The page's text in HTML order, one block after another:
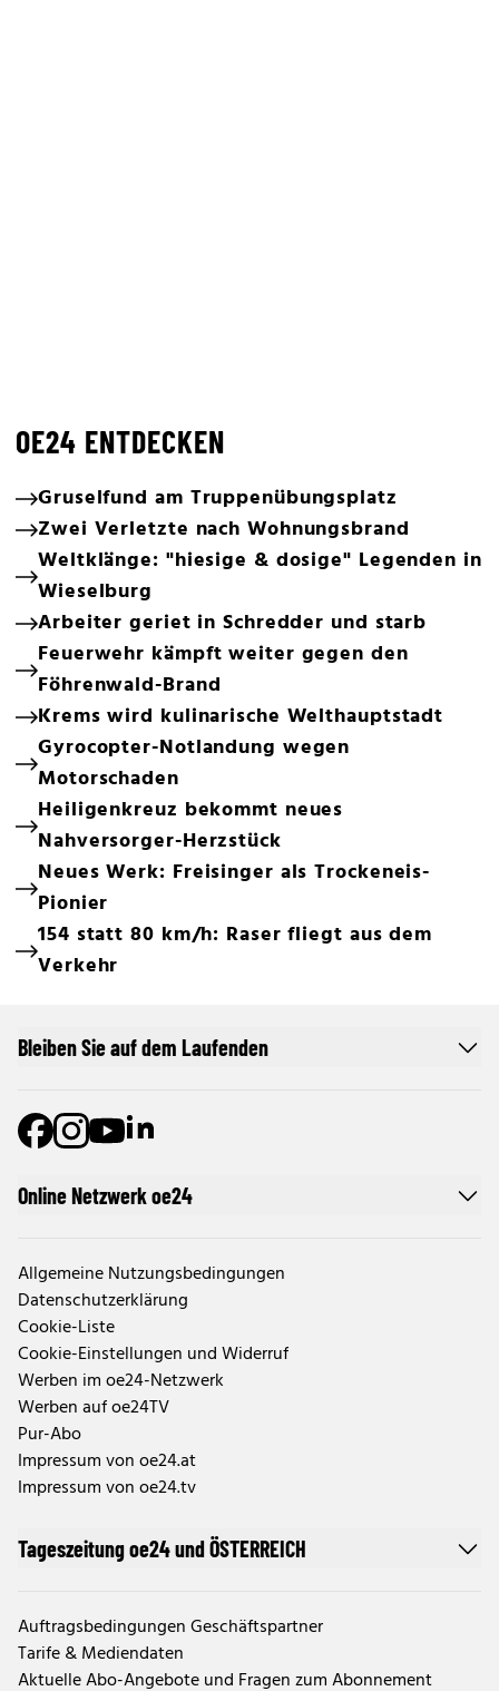
OE24 ENTDECKEN
Gruselfund am Truppenübungsplatz
Zwei Verletzte nach Wohnungsbrand
Weltklänge: "hiesige & dosige" Legenden in
Wieselburg
Arbeiter geriet in Schredder und starb
Feuerwehr kämpft weiter gegen den
Föhrenwald-Brand
Krems wird kulinarische Welthauptstadt
Gyrocopter-Notlandung wegen
Motorschaden
Heiligenkreuz bekommt neues
Nahversorger-Herzstück
Neues Werk: Freisinger als Trockeneis-
Pionier
154 statt 80 km/h: Raser fliegt aus dem
Verkehr
Online Netzwerk oe24
Allgemeine Nutzungsbedingungen
Datenschutzerklärung
Cookie-Liste
Cookie-Einstellungen und Widerruf
Werben im oe24-Netzwerk
Werben auf oe24TV
Pur-Abo
Impressum von oe24.at
Impressum von oe24.tv
Tageszeitung oe24 und ÖSTERREICH
Auftragsbedingungen Geschäftspartner
Tarife & Mediendaten
Aktuelle Abo-Angebote und Fragen zum Abonnement
Bleiben Sie auf dem Laufenden